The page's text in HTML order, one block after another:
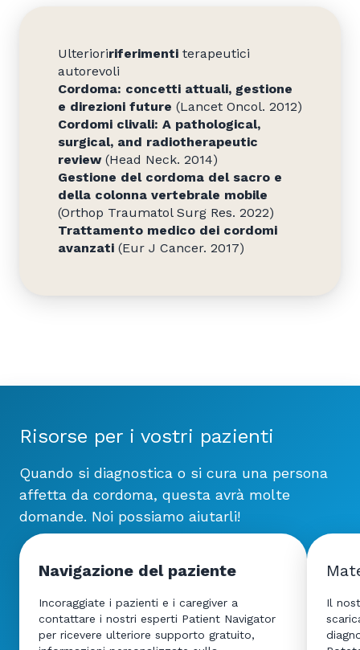
Ulterioririferimenti terapeutici
autorevoli
Cordoma: concetti attuali, gestione
e direzioni future (Lancet Oncol. 2012)
Cordomi clivali: A pathological,
surgical, and radiotherapeutic
review(Head Neck. 2014)
Gestione del cordoma del sacro e
della colonna vertebrale mobile
(Orthop Traumatol Surg Res. 2022)
Trattamento medico dei cordomi
avanzati (Eur J Cancer. 2017)
Risorse per i vostri pazienti
Quando si diagnostica o si cura una persona
affetta da cordoma, questa avrà molte
domande. Noi possiamo aiutarli!
Navigazione del paziente
Incoraggiate i pazienti e i caregiver a
contattare i nostri esperti Patient Navigator
per ricevere ulteriore supporto gratuito,
Il